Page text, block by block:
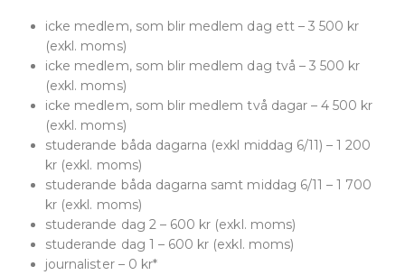
icke medlem, som blir medlem dag ett – 3 500 kr
(exkl. moms)
icke medlem, som blir medlem dag två – 3 500 kr
(exkl. moms)
icke medlem, som blir medlem två dagar – 4 500 kr
(exkl. moms)
studerande båda dagarna (exkl middag 6/11) – 1 200
kr (exkl. moms)
studerande båda dagarna samt middag 6/11 – 1 700
kr (exkl. moms)
studerande dag 2 – 600 kr (exkl. moms)
studerande dag 1 – 600 kr (exkl. moms)
journalister – 0 kr*